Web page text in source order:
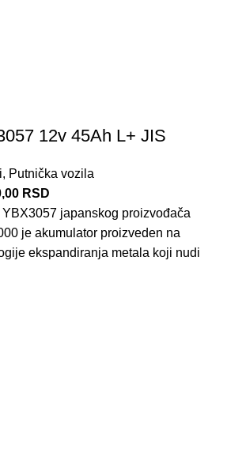
12v 45Ah L+ JIS
, Putnička vozila
RSD
japanskog proizvođača
je akumulator proizveden na
ekspandiranja metala koji nudi